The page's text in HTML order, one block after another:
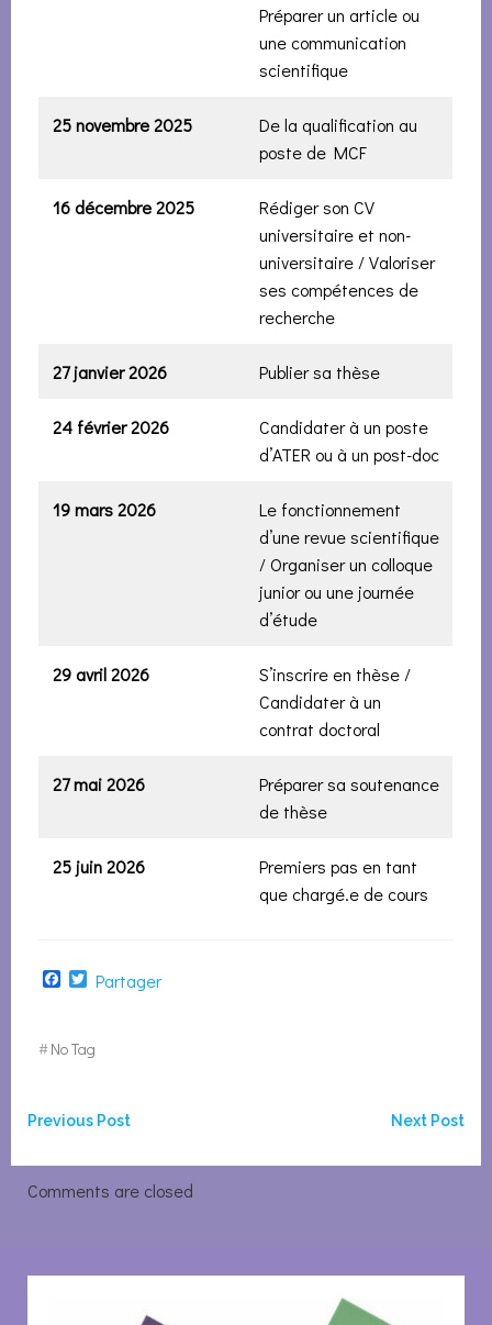
Préparer un article ou
une communication
scientifique
25 novembre2025
De la qualification au
poste de MCF
16 décembre2025
Rédiger son CV
universitaire et non-
universitaire / Valoriser
ses compétences de
recherche
27 janvier2026 Publier sa thèse
24 février2026
Candidater à un poste
d’ATER ou à un post-doc
19 mars2026
Le fonctionnement
d’une revue scientifique
/ Organiser un colloque
junior ou une journée
d’étude
29 avril2026
S’inscrire en thèse /
Candidater à un
contrat doctoral
27 mai2026
Préparer sa soutenance
de thèse
25 juin2026
Premiers pas en tant
que chargé.e de cours
Facebook
Twitter
Partager
#No Tag
Navigation
de
Previous Post
Navigation
Next Post
Comments are closed